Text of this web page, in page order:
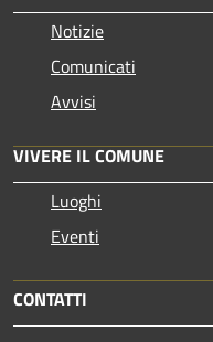
Notizie
Comunicati
Avvisi
VIVERE IL COMUNE
Luoghi
Eventi
CONTATTI